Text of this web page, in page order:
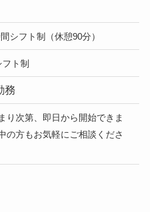
シフト制（休憩90分）
ト制
務
り次第、即日から開始できま
の方もお気軽にご相談くださ